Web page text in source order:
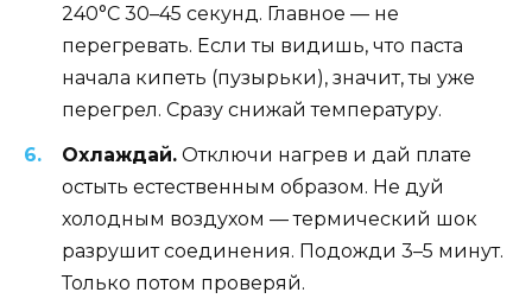
240°C 30–45 секунд. Главное — не
перегревать. Если ты видишь, что паста
начала кипеть (пузырьки), значит, ты уже
перегрел. Сразу снижай температуру.
Охлаждай. Отключи нагрев и дай плате
остыть естественным образом. Не дуй
холодным воздухом — термический шок
разрушит соединения. Подожди 3–5 минут.
Только потом проверяй.